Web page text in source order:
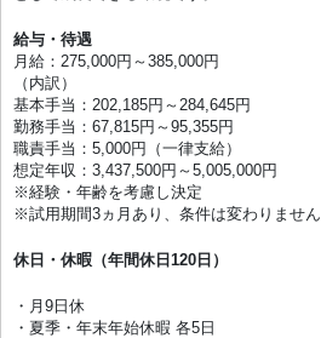
給与・待遇
月給：275,000円～385,000円
（内訳）
基本手当：202,185円～284,645円
勤務手当：67,815円～95,355円
職責手当：5,000円（一律支給）
想定年収：3,437,500円～5,005,000円
※経験・年齢を考慮し決定
※試用期間3ヵ月あり、条件は変わりません
休日・休暇（年間休日120日）
・月9日休
・夏季・年末年始休暇 各5日